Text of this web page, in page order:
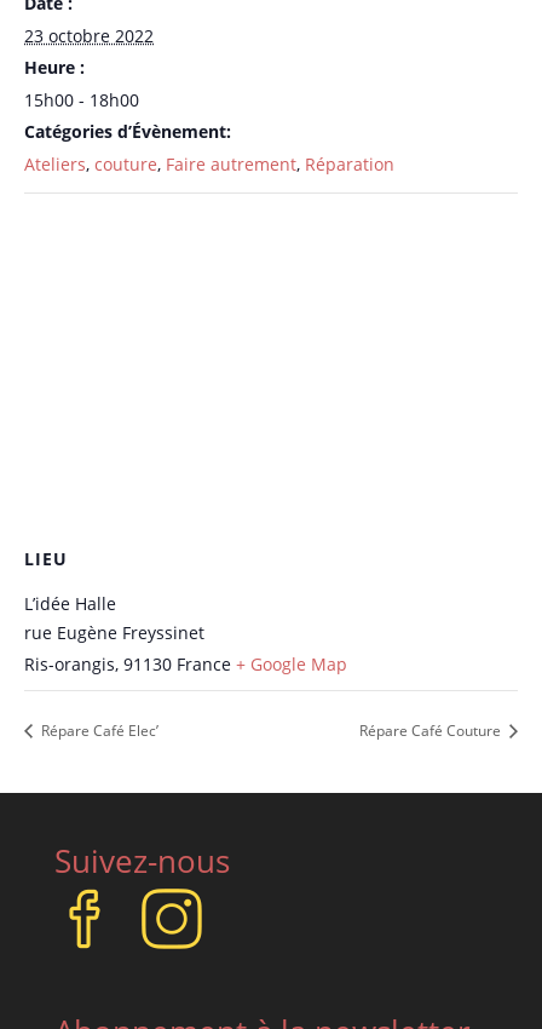
23 octobre 2022
Heure :
15h00 - 18h00
Catégories d’Évènement:
Ateliers, couture, Faire autrement, Réparation
LIEU
L’idée Halle
rue Eugène Freyssinet
Ris-orangis, 91130 France + Google Map
Répare Café Elec’ Répare Café Couture
Suivez-nous